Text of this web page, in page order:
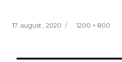
Posted
17. august , 2020
Full
1200 × 800